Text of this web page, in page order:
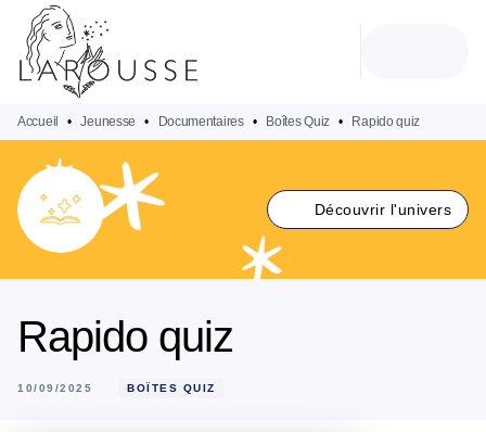
MENU
PIED DE PAGE
Accueil • Jeunesse • Documentaires • Boîtes Quiz • Rapido quiz
Découvrir l'univers
Rapido quiz
10/09/2025 BOÎTES QUIZ